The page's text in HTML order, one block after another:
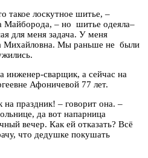
такое лоскутное шитье, –
Майборода, – но шитье одеяла–
для меня задача. У меня
Михайловна. Мы раньше не были
сварщик, а сейчас на
Афоничевой 77 лет.
на праздник! – говорит она. –
да вот напарница
вечер. Как ей отказать? Всё
что дедушке покушать